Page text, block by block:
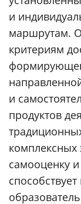
и
маршрутам.
критериям
и
продуктов
самооценку